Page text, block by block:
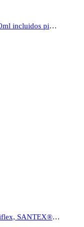
Soporte pared + botellín lavaojos, 500ml incluidos pictogramas de uso
Guantes de nitrilo azul sin polvo Nitriflex, SANTEX® GD20B